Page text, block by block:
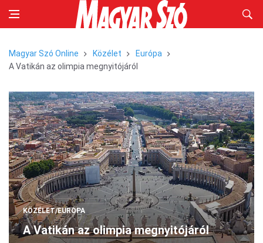
Magyar Szó Online Közélet
Európa
A Vatikán az olimpia megnyitójáról
KÖZÉLET/EURÓPA
A Vatikán az olimpia megnyitójáról